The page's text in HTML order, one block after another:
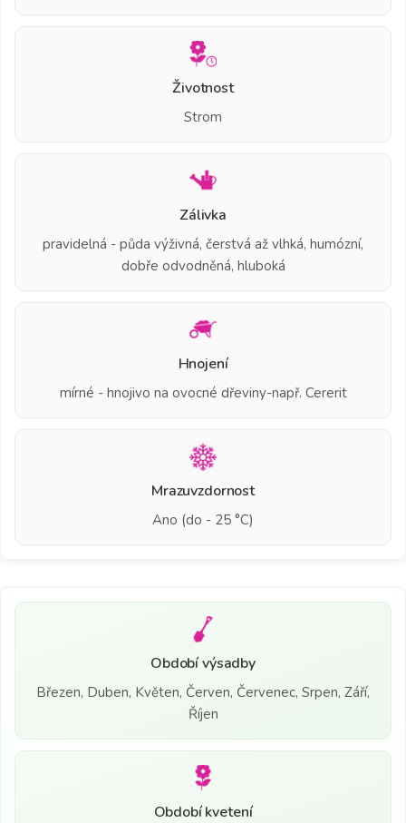
Životnost
Strom
Zálivka
pravidelná - půda výživná, čerstvá až vlhká, humózní,
dobře odvodněná, hluboká
Hnojení
mírné - hnojivo na ovocné dřeviny-např. Cererit
Mrazuvzdornost
Ano (do - 25 °C)
Období výsadby
Březen, Duben, Květen, Červen, Červenec, Srpen, Září,
Říjen
Období kvetení